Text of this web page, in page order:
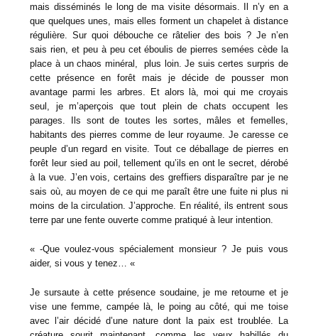
mais disséminés le long de ma visite désormais. Il n’y en a
que quelques unes, mais elles forment un chapelet à distance
régulière. Sur quoi débouche ce râtelier des bois ? Je n’en
sais rien, et peu à peu cet éboulis de pierres semées cède la
place à un chaos minéral, plus loin. Je suis certes surpris de
cette présence en forêt mais je décide de pousser mon
avantage parmi les arbres. Et alors là, moi qui me croyais
seul, je m’aperçois que tout plein de chats occupent les
parages. Ils sont de toutes les sortes, mâles et femelles,
habitants des pierres comme de leur royaume. Je caresse ce
peuple d’un regard en visite. Tout ce déballage de pierres en
forêt leur sied au poil, tellement qu’ils en ont le secret, dérobé
à la vue. J’en vois, certains des greffiers disparaître par je ne
sais où, au moyen de ce qui me paraît être une fuite ni plus ni
moins de la circulation. J’approche. En réalité, ils entrent sous
terre par une fente ouverte comme pratiqué à leur intention.
« -Que voulez-vous spécialement monsieur ? Je puis vous
aider, si vous y tenez… «
Je sursaute à cette présence soudaine, je me retourne et je
vise une femme, campée là, le poing au côté, qui me toise
avec l’air décidé d’une nature dont la paix est troublée. La